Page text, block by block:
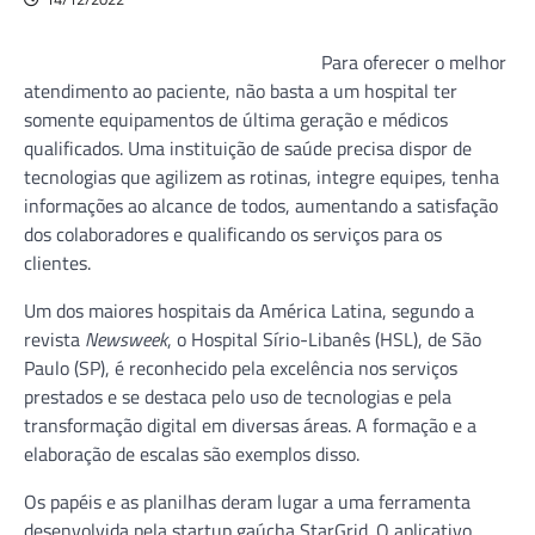
Para oferecer o melhor
atendimento ao paciente, não basta a um hospital ter
somente equipamentos de última geração e médicos
qualificados. Uma instituição de saúde precisa dispor de
tecnologias que agilizem as rotinas, integre equipes, tenha
informações ao alcance de todos, aumentando a satisfação
dos colaboradores e qualificando os serviços para os
clientes.
Um dos maiores hospitais da América Latina, segundo a
revista Newsweek, o Hospital Sírio-Libanês (HSL), de São
Paulo (SP), é reconhecido pela excelência nos serviços
prestados e se destaca pelo uso de tecnologias e pela
transformação digital em diversas áreas. A formação e a
elaboração de escalas são exemplos disso.
Os papéis e as planilhas deram lugar a uma ferramenta